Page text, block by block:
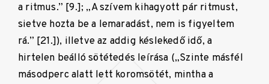
a ritmus.” [9.]; „A szívem kihagyott pár ritmust,
sietve hozta be a lemaradást, nem is figyeltem
rá.” [21.]), illetve az addig késlekedő idő, a
hirtelen beálló sötétedés leírása („Szinte másfél
másodperc alatt lett koromsötét, mintha a